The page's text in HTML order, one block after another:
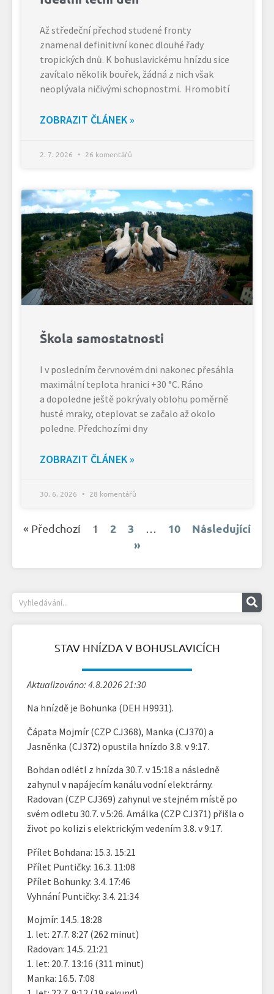
Až středeční přechod studené fronty
znamenal definitivní konec dlouhé řady
tropických dnů. K bohuslavickému hnízdu sice
zavítalo několik bouřek, žádná z nich však
neoplývala ničivými schopnostmi. Hromobití
ZOBRAZIT ČLÁNEK »
2. 7. 2026 26 komentářů
Škola samostatnosti
I v posledním červnovém dni nakonec přesáhla
maximální teplota hranici +30 °C. Ráno
a dopoledne ještě pokrývaly oblohu poměrně
husté mraky, oteplovat se začalo až okolo
poledne. Předchozími dny
ZOBRAZIT ČLÁNEK »
30. 6. 2026 28 komentářů
« Předchozí 1 2 3 10
Následující
»
STAV HNÍZDA V BOHUSLAVICÍCH
Aktualizováno: 4.8.2026 21:30
Na hnízdě je Bohunka (DEH H9931).
Čápata Mojmír (CZP CJ368), Manka (CJ370) a
Jasněnka (CJ372) opustila hnízdo 3.8. v 9:17.
Bohdan odlétl z hnízda 30.7. v 15:18 a následně
zahynul v napájecím kanálu vodní elektrárny.
Radovan (CZP CJ369) zahynul ve stejném místě po
svém odletu 30.7. v 5:26. Amálka (CZP CJ371) přišla o
život po kolizi s elektrickým vedením 3.8. v 9:17.
Přílet Bohdana: 15.3. 15:21
Přílet Puntičky: 16.3. 11:08
Přílet Bohunky: 3.4. 17:46
Vyhnání Puntičky: 3.4. 21:34
Mojmír: 14.5. 18:28
1. let: 27.7. 8:27 (262 minut)
Radovan: 14.5. 21:21
1. let: 20.7. 13:16 (311 minut)
Manka: 16.5. 7:08